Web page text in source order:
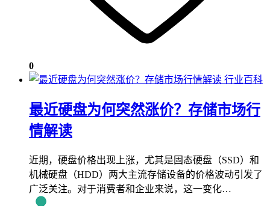
0
行业百科
最近硬盘为何突然涨价？存储市场行
情解读
近期，硬盘价格出现上涨，尤其是固态硬盘（SSD）和
机械硬盘（HDD）两大主流存储设备的价格波动引发了
广泛关注。对于消费者和企业来说，这一变化…